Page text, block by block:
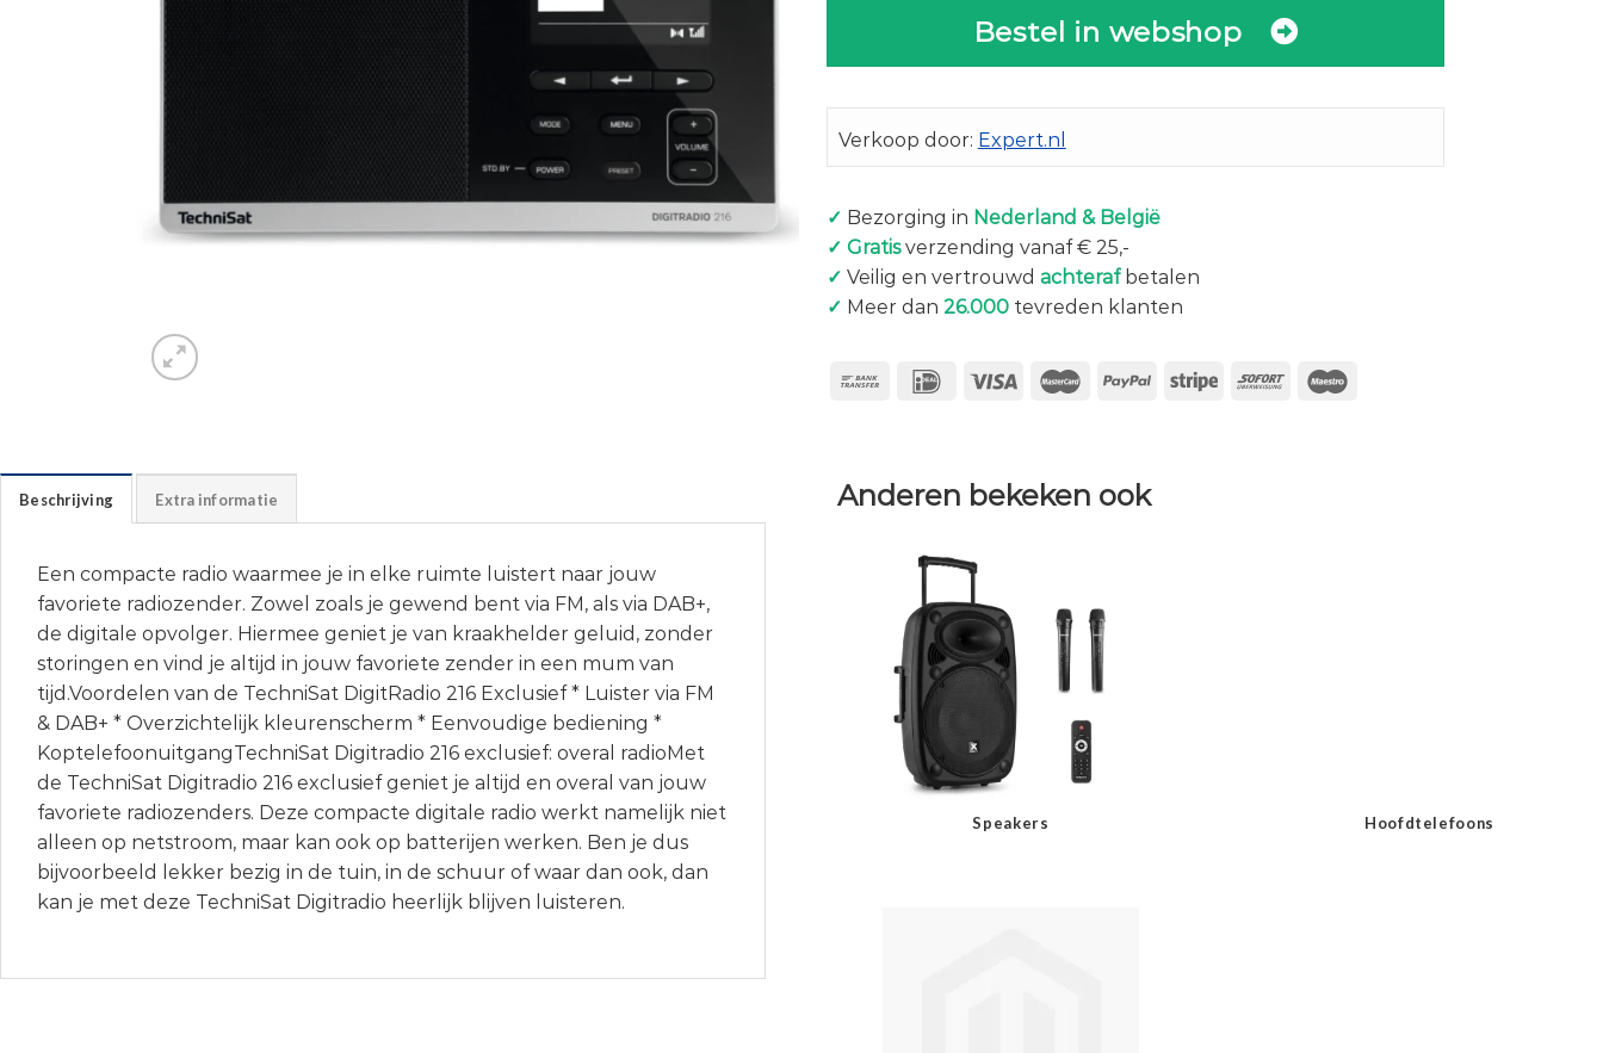
Bestel in webshop
Verkoop door: Expert.nl
✓ Bezorging in Nederland & België
✓ Gratisverzending vanaf € 25,-
✓ Veilig en vertrouwd achterafbetalen
✓ Meer dan 26.000tevreden klanten
Beschrijving Extra informatie
Een compacte radio waarmee je in elke ruimte luistert naar jouw
favoriete radiozender. Zowel zoals je gewend bent via FM, als via DAB+,
de digitale opvolger. Hiermee geniet je van kraakhelder geluid, zonder
storingen en vind je altijd in jouw favoriete zender in een mum van
tijd.Voordelen van de TechniSat DigitRadio 216 Exclusief * Luister via FM
& DAB+ * Overzichtelijk kleurenscherm * Eenvoudige bediening *
KoptelefoonuitgangTechniSat Digitradio 216 exclusief: overal radioMet
de TechniSat Digitradio 216 exclusief geniet je altijd en overal van jouw
favoriete radiozenders. Deze compacte digitale radio werkt namelijk niet
alleen op netstroom, maar kan ook op batterijen werken. Ben je dus
bijvoorbeeld lekker bezig in de tuin, in de schuur of waar dan ook, dan
kan je met deze TechniSat Digitradio heerlijk blijven luisteren.
Anderen bekeken ook
Speakers Hoofdtelefoons